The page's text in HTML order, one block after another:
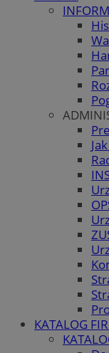
KATALOG